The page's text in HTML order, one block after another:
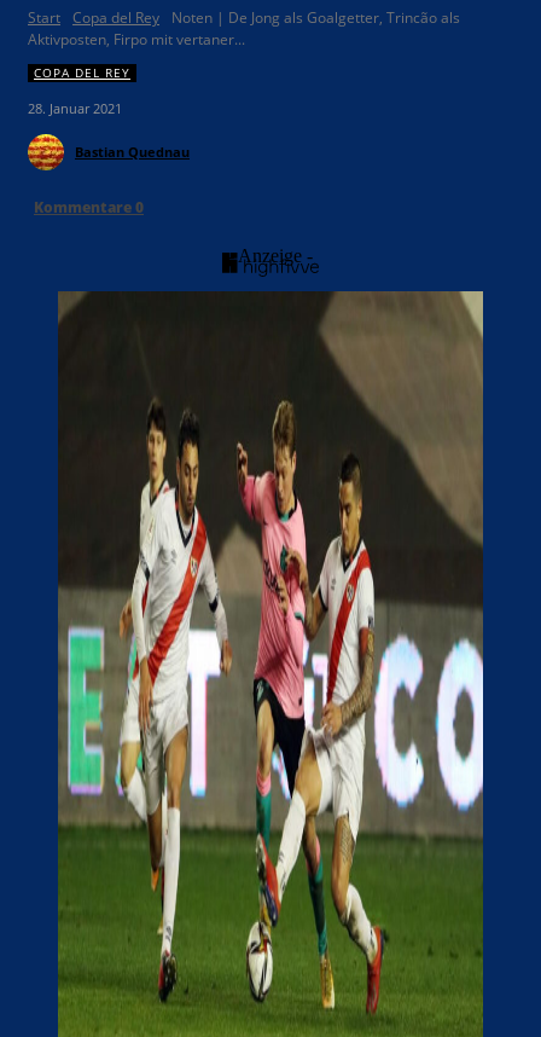
Start Copa del Rey
Noten | De Jong als Goalgetter, Trincão als
Aktivposten, Firpo mit vertaner...
COPA DEL REY
28. Januar 2021
Bastian Quednau
Kommentare0
- Anzeige -